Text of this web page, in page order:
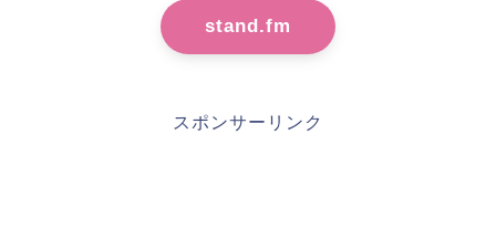
stand.fm
スポンサーリンク